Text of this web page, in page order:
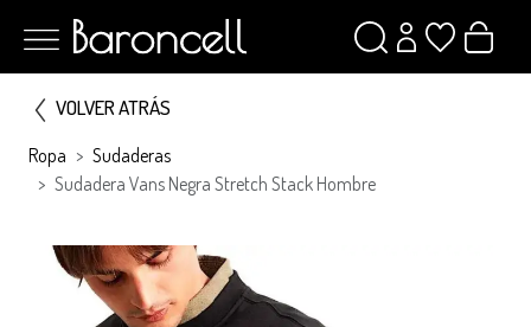
VOLVER ATRÁS
Ropa
Sudaderas
Sudadera Vans Negra Stretch Stack Hombre